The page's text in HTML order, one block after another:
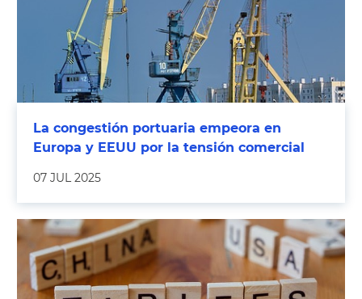
La congestión portuaria empeora en
Europa y EEUU por la tensión comercial
07 JUL 2025